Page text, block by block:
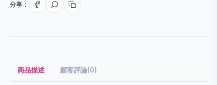
分享：
商品描述 顧客評論(0)